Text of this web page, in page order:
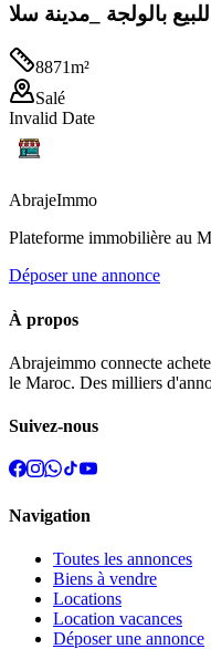
بالولجة _مدينة سلا
8871m²
Salé
Invalid Date
AbrajeImmo
Plateforme immobilière au
Déposer une annonce
À propos
Abrajeimmo connecte
le Maroc. Des milliers
Suivez-nous
Navigation
Toutes les annonces
Biens à vendre
Locations
Location vacances
Déposer une annonce